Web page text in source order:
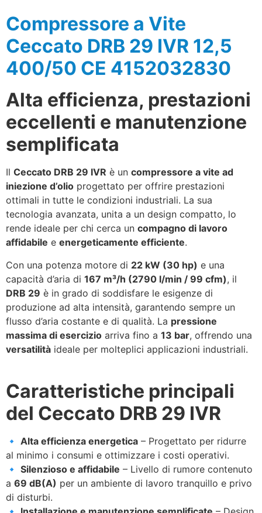
Compressore a Vite
Ceccato DRB 29 IVR 12,5
400/50 CE 4152032830
Alta efficienza, prestazioni
eccellenti e manutenzione
semplificata
Il Ceccato DRB 29 IVR è un compressore a vite ad
iniezione d’olio progettato per offrire prestazioni
ottimali in tutte le condizioni industriali. La sua
tecnologia avanzata, unita a un design compatto, lo
rende ideale per chi cerca un compagno di lavoro
affidabile e energeticamente efficiente.
Con una potenza motore di 22 kW (30 hp) e una
capacità d’aria di 167 m³/h (2790 l/min / 99 cfm), il
DRB 29 è in grado di soddisfare le esigenze di
produzione ad alta intensità, garantendo sempre un
flusso d’aria costante e di qualità. La pressione
massima di esercizio arriva fino a 13 bar, offrendo una
versatilità ideale per molteplici applicazioni industriali.
Caratteristiche principali
del Ceccato DRB 29 IVR
🔹 Alta efficienza energetica – Progettato per ridurre
al minimo i consumi e ottimizzare i costi operativi.
🔹 Silenzioso e affidabile – Livello di rumore contenuto
a 69 dB(A) per un ambiente di lavoro tranquillo e privo
di disturbi.